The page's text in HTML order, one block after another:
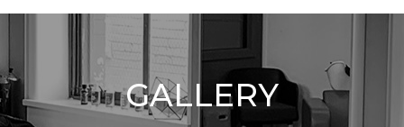
GALLERY